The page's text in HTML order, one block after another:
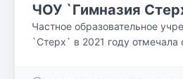
ЧОУ `Гимназия
Частное образовательное
`Стерх` в 2021 году отмечала